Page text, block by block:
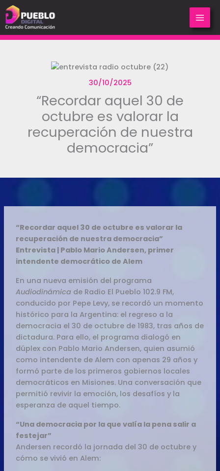
al
contenido
30/10/2025
“Recordar aquel 30 de
octubre es valorar la
recuperación de nuestra
democracia”
“Recordar aquel 30 de octubre es valorar la
recuperación de nuestra democracia”
Entrevista | Pablo Mario Andersen, primer
intendente democrático de Alem
En una nueva emisión del programa
Audiodinámica de Radio El Pueblo 102.9 FM,
conducido por Pepe Levy, se recordó un momento
histórico para la Argentina: el regreso a la
democracia el 30 de octubre de 1983, tras años de
dictadura. Para ello, el programa dialogó en
dúplex con Pablo Mario Andersen, quien asumió
como intendente de Alem con apenas 29 años y
formó parte de los primeros gobiernos locales
democráticos en Misiones. Una conversación que
permitió revivir la emoción, los desafíos y la
esperanza de aquel tiempo.
“Una democracia por la que valía la pena salir a
festejar”
Andersen recordó la jornada del 30 de octubre y
cómo se vivió en Alem: